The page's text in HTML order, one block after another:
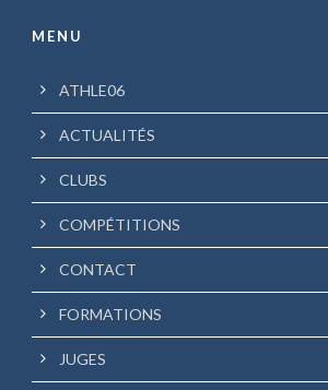
MENU
ATHLE06
ACTUALITÉS
CLUBS
COMPÉTITIONS
CONTACT
FORMATIONS
JUGES